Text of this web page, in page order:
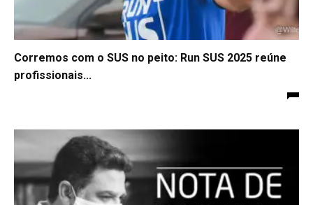
Corremos com o SUS no peito: Run SUS 2025 reúne
profissionais...